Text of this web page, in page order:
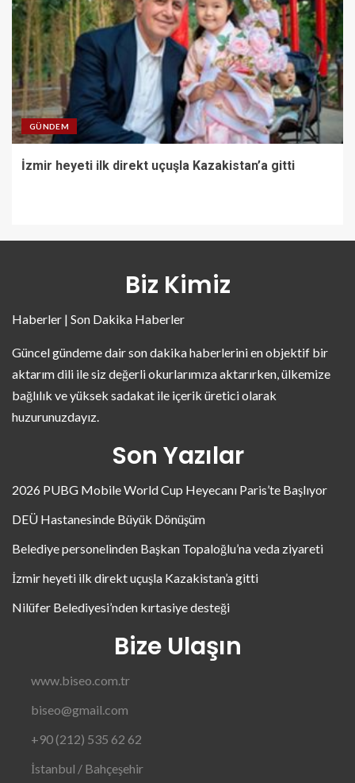
GÜNDEM
İzmir heyeti ilk direkt uçuşla Kazakistan’a gitti
Biz Kimiz
Haberler | Son Dakika Haberler
Güncel gündeme dair son dakika haberlerini en objektif bir
aktarım dili ile siz değerli okurlarımıza aktarırken, ülkemize
bağlılık ve yüksek sadakat ile içerik üretici olarak
huzurunuzdayız.
Son Yazılar
2026 PUBG Mobile World Cup Heyecanı Paris’te Başlıyor
DEÜ Hastanesinde Büyük Dönüşüm
Belediye personelinden Başkan Topaloğlu’na veda ziyareti
İzmir heyeti ilk direkt uçuşla Kazakistan’a gitti
Nilüfer Belediyesi’nden kırtasiye desteği
Bize Ulaşın
www.biseo.com.tr
biseo@gmail.com
+90 (212) 535 62 62
İstanbul / Bahçeşehir